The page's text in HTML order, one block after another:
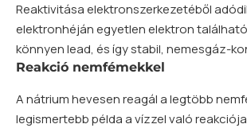
Reaktivitása elektronszerkezetéből
elektronhéján egyetlenelektron
könnyen lead, és így stabil, nemesgáz-
Reakció nemfémekkel
A nátrium hevesen reagál a legtöbb
legismertebb példa a vízzel való